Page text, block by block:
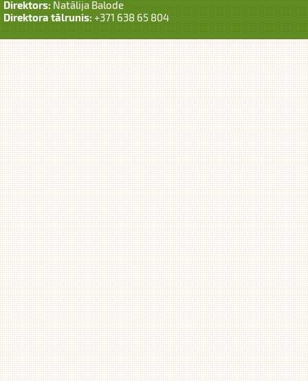
Direktors:Natālija Balode
Direktora tālrunis:+371 638 65 804